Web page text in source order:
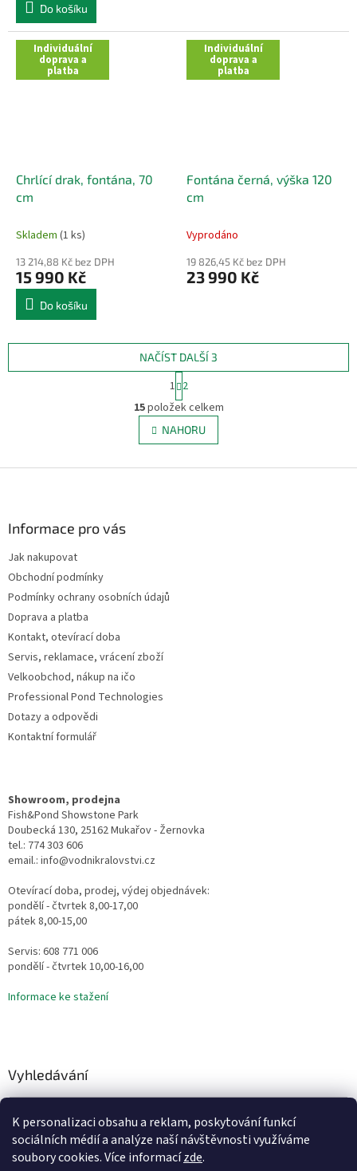
K personalizaci obsahu a reklam, poskytování funkcí
sociálních médií a analýze naší návštěvnosti využíváme
soubory cookies. Více informacízde.
Do košíku
Individuální
doprava a
platba
Chrlící drak, fontána, 70
cm
Skladem (1 ks)
13 214,88 Kč bez DPH
15 990 Kč
Do košíku
Individuální
doprava a
platba
Fontána černá, výška 120
cm
Vyprodáno
19 826,45 Kč bez DPH
23 990 Kč
O
v
l
á
NAČÍST DALŠÍ 3
t
r
á
n
k
v
1 2
15položek celkem
NAHORU
Informace pro vás
Jak nakupovat
Obchodní podmínky
Podmínky ochrany osobních údajů
Doprava a platba
Kontakt, otevírací doba
Servis, reklamace, vrácení zboží
Velkoobchod, nákup na ičo
Professional Pond Technologies
Dotazy a odpovědi
Kontaktní formulář
Showroom, prodejna
Fish&Pond Showstone Park
Doubecká 130, 25162 Mukařov - Žernovka
tel.: 774 303 606
email.: info@vodnikralovstvi.cz
Otevírací doba, prodej, výdej objednávek:
pondělí - čtvrtek 8,00-17,00
pátek 8,00-15,00
Servis: 608 771 006
pondělí - čtvrtek 10,00-16,00
Informace ke stažení
Vyhledávání
HLEDAT